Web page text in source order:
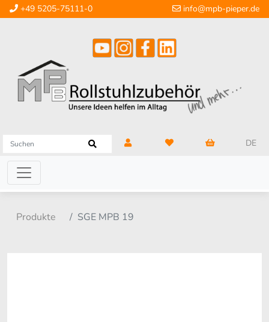
+49 5205-75111-0 info@mpb-pieper.de
DE
Produkte SGE MPB 19